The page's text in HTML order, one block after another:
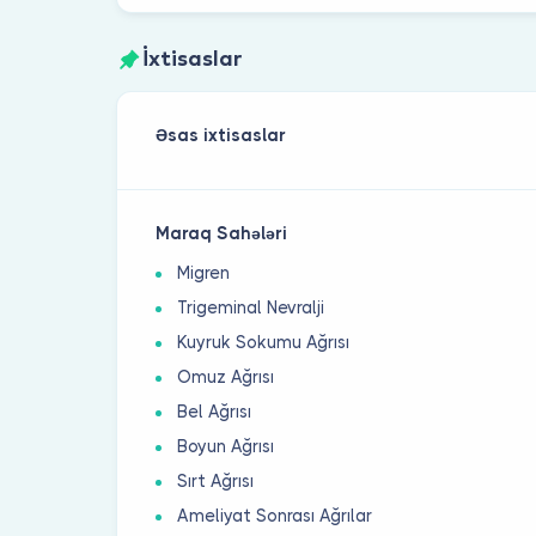
İxtisaslar
Əsas ixtisaslar
Maraq Sahələri
Migren
Trigeminal Nevralji
Kuyruk Sokumu Ağrısı
Omuz Ağrısı
Bel Ağrısı
Boyun Ağrısı
Sırt Ağrısı
Ameliyat Sonrası Ağrılar